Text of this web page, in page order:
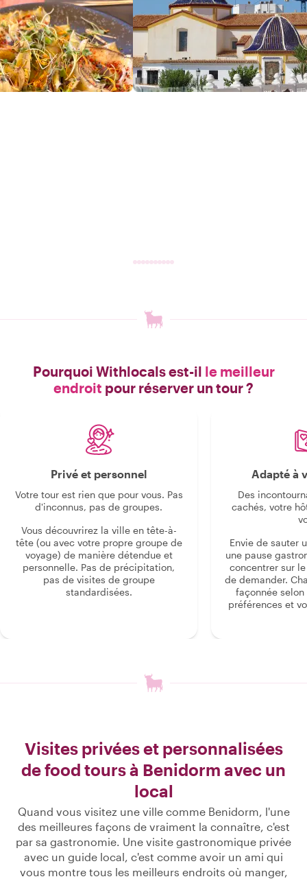
Pourquoi Withlocals est-il le meilleur
endroit pour réserver un tour ?
Privé et personnel
Votre tour est rien que pour vous. Pas
d'inconnus, pas de groupes.
Vous découvrirez la ville en tête-à-
tête (ou avec votre propre groupe de
voyage) de manière détendue et
personnelle. Pas de précipitation,
pas de visites de groupe
standardisées.
Adapté à
Des
cachés, votre
Envie de sauter
une pause
concentrer sur
de demander.
façonnée
préférences et
Visites privées et personnalisées
de food tours à Benidorm avec un
local
Quand vous visitez une ville comme Benidorm, l'une
des meilleures façons de vraiment la connaître, c'est
par sa gastronomie. Une visite gastronomique privée
avec un guide local, c'est comme avoir un ami qui
vous montre tous les meilleurs endroits où manger,